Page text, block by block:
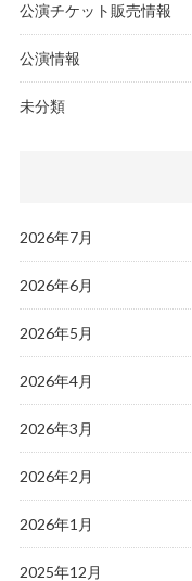
公演チケット販売情報
公演情報
未分類
2026年7月
2026年6月
2026年5月
2026年4月
2026年3月
2026年2月
2026年1月
2025年12月